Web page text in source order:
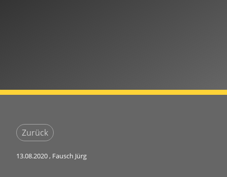
Zurück
13.08.2020, Fausch Jürg